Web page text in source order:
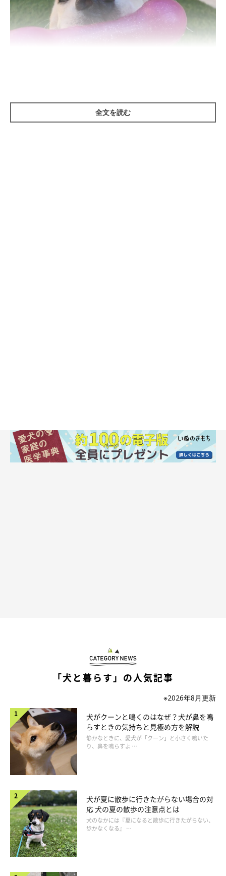
いぬのきもち投稿写真ギャラリー
犬の病気のサインに気がつくポイントは「観
察」
――愛犬に気になる様子があったとき、犬のクセや特徴なのか、
痛みや体調不良なのか、病気のサインなのかがよくわからないと
いう飼い主さんもいるかと思います。犬の病気のサインに気がつ
くポイントはありますか？
「犬の病気のサインに気がつくためには、まず愛犬をよく観察す
ることが大切です。
たとえば、体調不良のほかにも、
全文を読む
「犬と暮らす」の人気記事
※2026年8月更新
犬がクーンと鳴くのはなぜ？犬が鼻を鳴
らすときの気持ちと見極め方を解説
静かなときに、愛犬が「クーン」と小さく鳴いた
り、鼻を鳴らすよ …
犬が夏に散歩に行きたがらない場合の対
応 犬の夏の散歩の注意点とは
犬のなかには『夏になると散歩に行きたがらない、
歩かなくなる』 …